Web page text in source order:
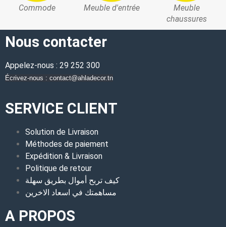
Commode Meuble d'entrée
Meuble
chaussures
Nous contacter
Appelez-nous : 29 252 300
Écrivez-nous : contact@ahladecor.tn
SERVICE CLIENT
Solution de Livraison
Méthodes de paiement
Expédition & Livraison
Politique de retour
كيف تربح أموال بطريق سهلة
مساهمتك في اسعاد الاخرين
A PROPOS